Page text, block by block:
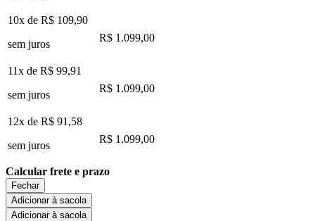
10x de R$ 109,90
sem juros
R$ 1.099,00
11x de R$ 99,91
sem juros
R$ 1.099,00
12x de R$ 91,58
sem juros
R$ 1.099,00
Calcular frete e prazo
Fechar
Adicionar à sacola
Adicionar à sacola